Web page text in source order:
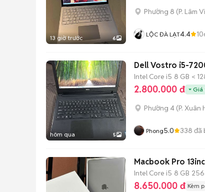
13 giờ trước 6
Phường 8 (P. Lâm
LỘC ĐÀ LẠT4.4
hôm qua 5
Dell Vostro i5-
Intel Core i5 8 GB <
2.800.000 đ Giá
Phường 4 (P. Xuân
Phong5.0 338 đã
Macbook Pro
Intel Core i5 8 GB 256
8.650.000 đ Kèm